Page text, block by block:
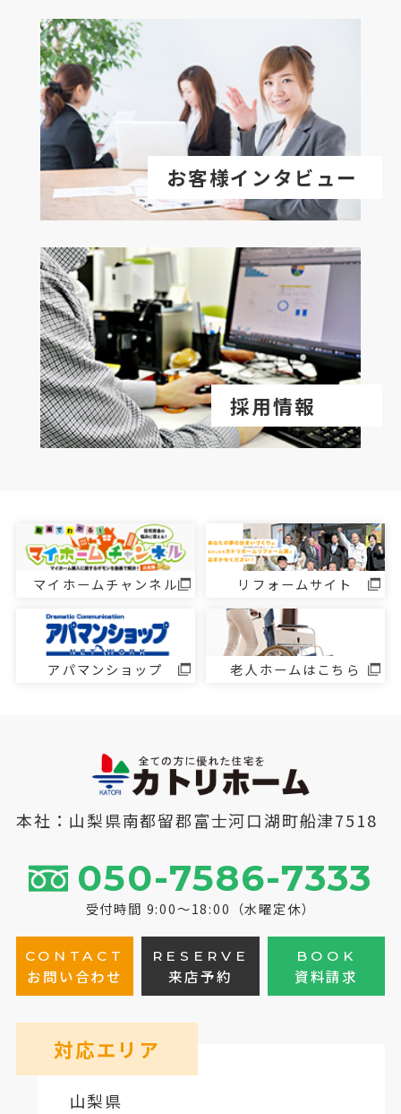
お客様インタビュー
採用情報
マイホームチャンネル リフォームサイト
アパマンショップ 老人ホームはこちら
本社：山梨県南都留郡富士河口湖町船津7518
050-7586-7333
受付時間 9:00～18:00（水曜定休）
CONTACT
お問い合わせ
RESERVE
来店予約
BOOK
資料請求
対応エリア
山梨県